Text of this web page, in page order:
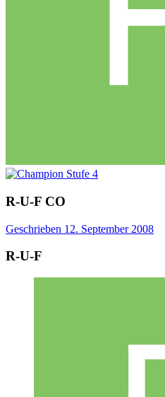
R-U-F CO
Geschrieben 12. September 2008
R-U-F